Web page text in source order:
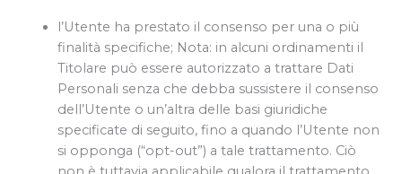
l’Utente ha prestato il consenso per una o più
finalità specifiche; Nota: in alcuni ordinamenti il
Titolare può essere autorizzato a trattare Dati
Personali senza che debba sussistere il consenso
dell’Utente o un’altra delle basi giuridiche
specificate di seguito, fino a quando l’Utente non
si opponga (“opt-out”) a tale trattamento. Ciò